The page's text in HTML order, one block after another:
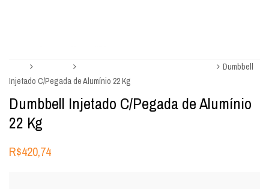
Dumbbell
Injetado C/Pegada de Alumínio 22 Kg
Dumbbell Injetado C/Pegada de Alumínio
22 Kg
R$420,74